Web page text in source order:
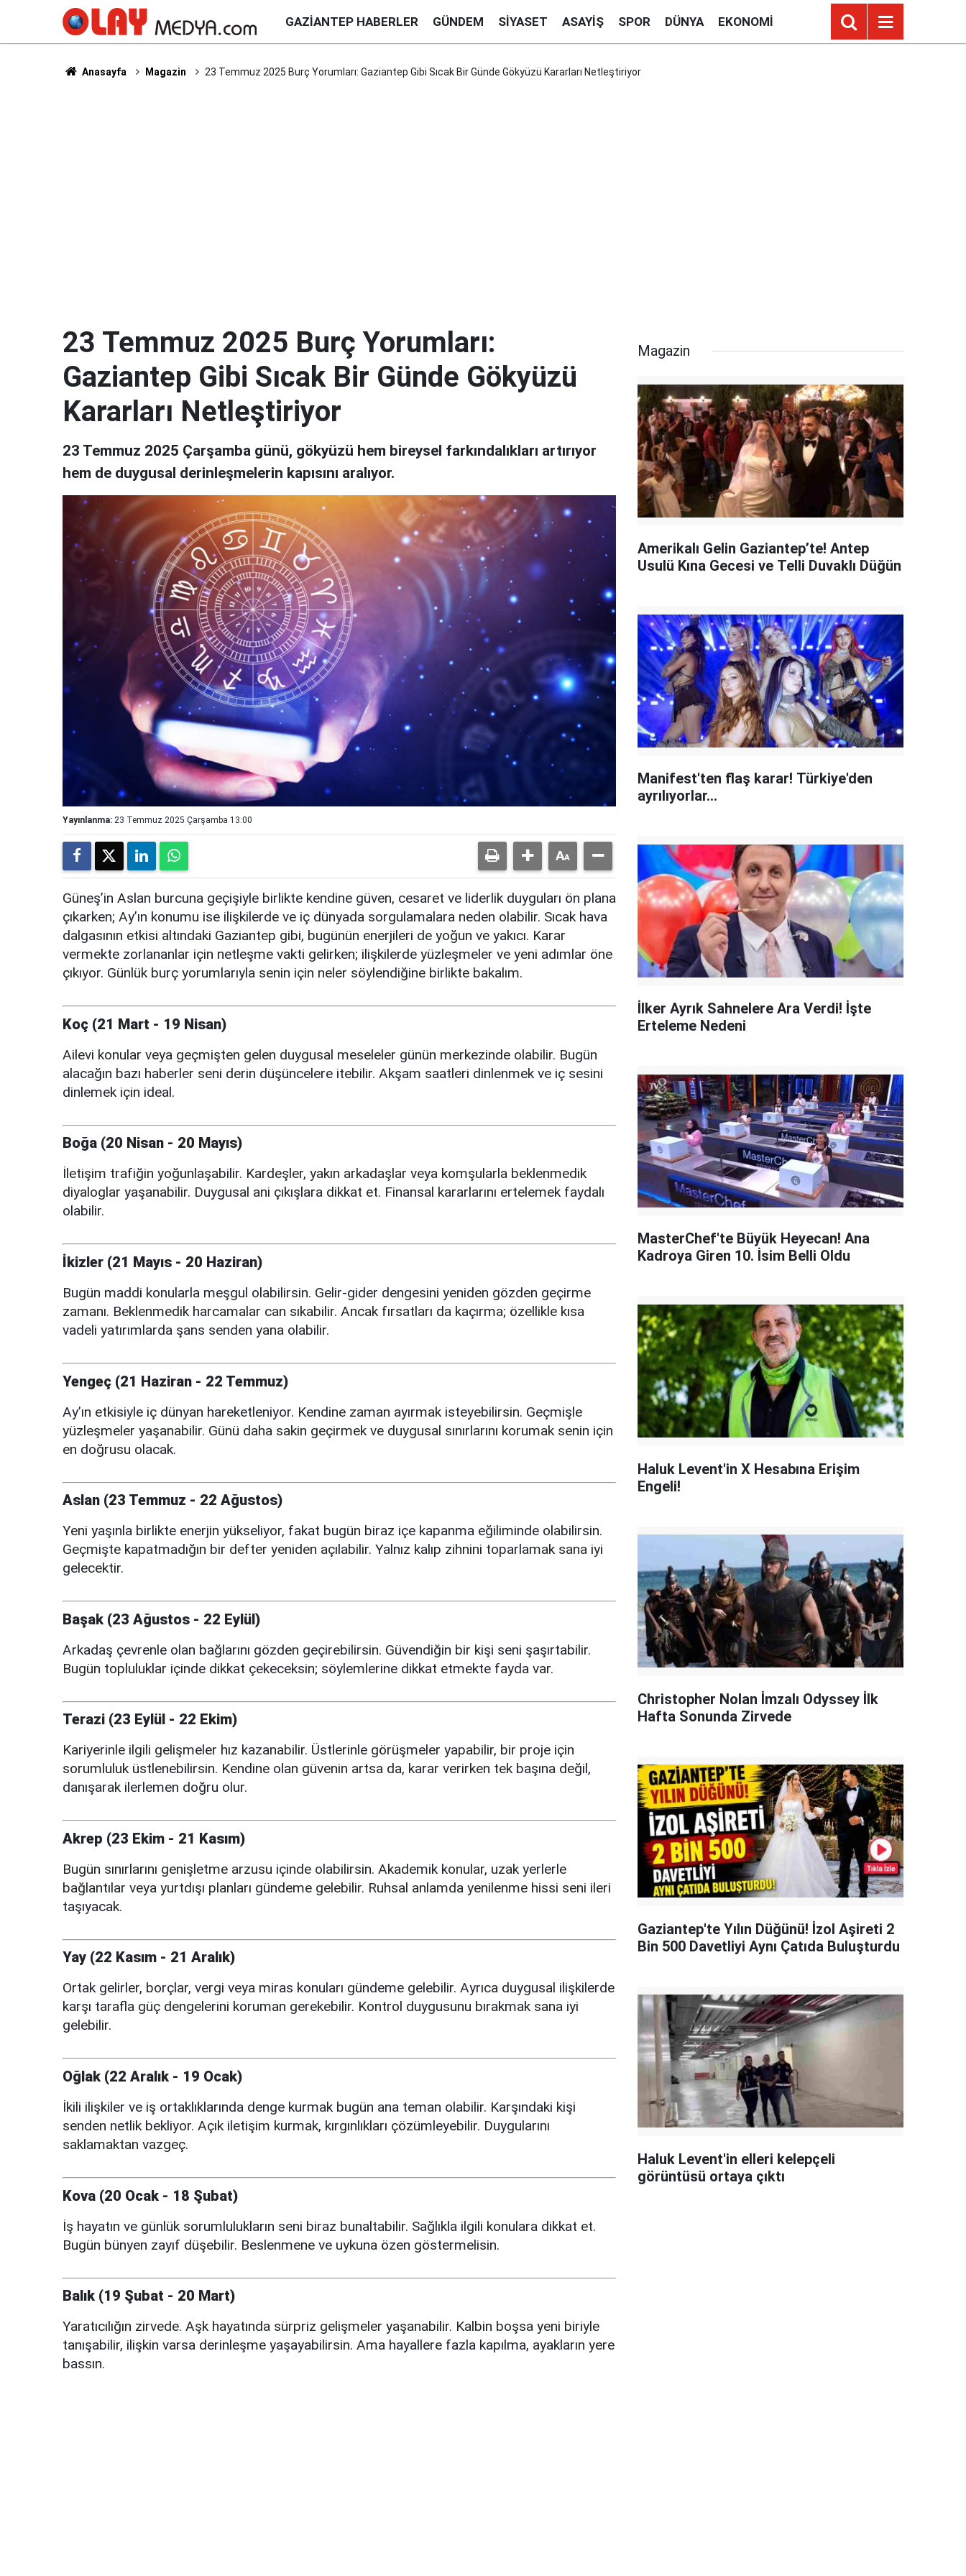
GAZIANTEP HABERLER GÜNDEM SIYASET ASAYIŞ SPOR DÜNYA EKONOMI
Anasayfa Magazin 23 Temmuz 2025 Burç Yorumları: Gaziantep Gibi Sıcak Bir Günde Gökyüzü Kararları Netleştiriyor
23 Temmuz 2025 Burç Yorumları:
Gaziantep Gibi Sıcak Bir Günde Gökyüzü
Kararları Netleştiriyor
23 Temmuz 2025 Çarşamba günü, gökyüzü hem bireysel farkındalıkları artırıyor
hem de duygusal derinleşmelerin kapısını aralıyor.
Yayınlanma: 23 Temmuz 2025 Çarşamba 13:00
Güneş’in Aslan burcuna geçişiyle birlikte kendine güven, cesaret ve liderlik duyguları ön plana
çıkarken; Ay’ın konumu ise ilişkilerde ve iç dünyada sorgulamalara neden olabilir. Sıcak hava
dalgasının etkisi altındaki Gaziantep gibi, bugünün enerjileri de yoğun ve yakıcı. Karar
vermekte zorlananlar için netleşme vakti gelirken; ilişkilerde yüzleşmeler ve yeni adımlar öne
çıkıyor. Günlük burç yorumlarıyla senin için neler söylendiğine birlikte bakalım.
Koç (21 Mart - 19 Nisan)
Ailevi konular veya geçmişten gelen duygusal meseleler günün merkezinde olabilir. Bugün
alacağın bazı haberler seni derin düşüncelere itebilir. Akşam saatleri dinlenmek ve iç sesini
dinlemek için ideal.
Boğa (20 Nisan - 20 Mayıs)
İletişim trafiğin yoğunlaşabilir. Kardeşler, yakın arkadaşlar veya komşularla beklenmedik
diyaloglar yaşanabilir. Duygusal ani çıkışlara dikkat et. Finansal kararlarını ertelemek faydalı
olabilir.
İkizler (21 Mayıs - 20 Haziran)
Bugün maddi konularla meşgul olabilirsin. Gelir-gider dengesini yeniden gözden geçirme
zamanı. Beklenmedik harcamalar can sıkabilir. Ancak fırsatları da kaçırma; özellikle kısa
vadeli yatırımlarda şans senden yana olabilir.
Yengeç (21 Haziran - 22 Temmuz)
Ay’ın etkisiyle iç dünyan hareketleniyor. Kendine zaman ayırmak isteyebilirsin. Geçmişle
yüzleşmeler yaşanabilir. Günü daha sakin geçirmek ve duygusal sınırlarını korumak senin için
en doğrusu olacak.
Aslan (23 Temmuz - 22 Ağustos)
Yeni yaşınla birlikte enerjin yükseliyor, fakat bugün biraz içe kapanma eğiliminde olabilirsin.
Geçmişte kapatmadığın bir defter yeniden açılabilir. Yalnız kalıp zihnini toparlamak sana iyi
gelecektir.
Başak (23 Ağustos - 22 Eylül)
Arkadaş çevrenle olan bağlarını gözden geçirebilirsin. Güvendiğin bir kişi seni şaşırtabilir.
Bugün topluluklar içinde dikkat çekeceksin; söylemlerine dikkat etmekte fayda var.
Terazi (23 Eylül - 22 Ekim)
Kariyerinle ilgili gelişmeler hız kazanabilir. Üstlerinle görüşmeler yapabilir, bir proje için
sorumluluk üstlenebilirsin. Kendine olan güvenin artsa da, karar verirken tek başına değil,
danışarak ilerlemen doğru olur.
Akrep (23 Ekim - 21 Kasım)
Bugün sınırlarını genişletme arzusu içinde olabilirsin. Akademik konular, uzak yerlerle
bağlantılar veya yurtdışı planları gündeme gelebilir. Ruhsal anlamda yenilenme hissi seni ileri
taşıyacak.
Yay (22 Kasım - 21 Aralık)
Ortak gelirler, borçlar, vergi veya miras konuları gündeme gelebilir. Ayrıca duygusal ilişkilerde
karşı tarafla güç dengelerini koruman gerekebilir. Kontrol duygusunu bırakmak sana iyi
gelebilir.
Oğlak (22 Aralık - 19 Ocak)
İkili ilişkiler ve iş ortaklıklarında denge kurmak bugün ana teman olabilir. Karşındaki kişi
senden netlik bekliyor. Açık iletişim kurmak, kırgınlıkları çözümleyebilir. Duygularını
saklamaktan vazgeç.
Kova (20 Ocak - 18 Şubat)
İş hayatın ve günlük sorumlulukların seni biraz bunaltabilir. Sağlıkla ilgili konulara dikkat et.
Bugün bünyen zayıf düşebilir. Beslenmene ve uykuna özen göstermelisin.
Balık (19 Şubat - 20 Mart)
Yaratıcılığın zirvede. Aşk hayatında sürpriz gelişmeler yaşanabilir. Kalbin boşsa yeni biriyle
tanışabilir, ilişkin varsa derinleşme yaşayabilirsin. Ama hayallere fazla kapılma, ayakların yere
bassın.
Magazin
Amerikalı Gelin Gaziantep’te! Antep
Usulü Kına Gecesi ve Telli Duvaklı Düğün
Manifest'ten flaş karar! Türkiye'den
ayrılıyorlar...
İlker Ayrık Sahnelere Ara Verdi! İşte
Erteleme Nedeni
MasterChef'te Büyük Heyecan! Ana
Kadroya Giren 10. İsim Belli Oldu
Haluk Levent'in X Hesabına Erişim
Engeli!
Christopher Nolan İmzalı Odyssey İlk
Hafta Sonunda Zirvede
Gaziantep'te Yılın Düğünü! İzol Aşireti 2
Bin 500 Davetliyi Aynı Çatıda Buluşturdu
Haluk Levent'in elleri kelepçeli
görüntüsü ortaya çıktı